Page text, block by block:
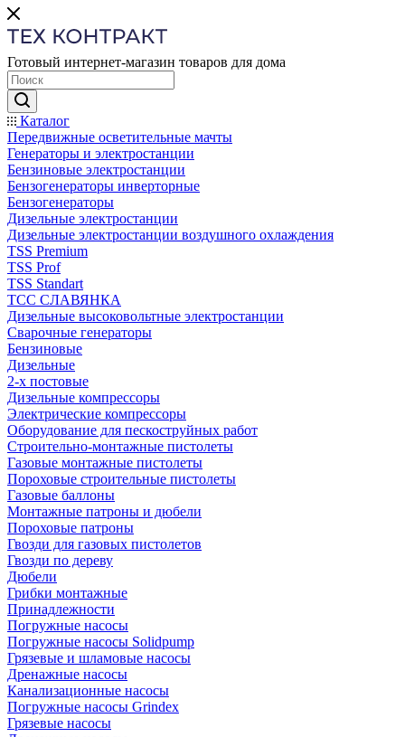
Готовый интернет-магазин товаров для дома
Каталог
Передвижные осветительные мачты
Генераторы и электростанции
Бензиновые электростанции
Бензогенераторы инверторные
Бензогенераторы
Дизельные электростанции
Дизельные электростанции воздушного охлаждения
TSS Premium
TSS Prof
TSS Standart
ТСС СЛАВЯНКА
Дизельные высоковольтные электростанции
Сварочные генераторы
Бензиновые
Дизельные
2-х постовые
Дизельные компрессоры
Электрические компрессоры
Оборудование для пескоструйных работ
Строительно-монтажные пистолеты
Газовые монтажные пистолеты
Пороховые строительные пистолеты
Газовые баллоны
Монтажные патроны и дюбели
Пороховые патроны
Гвозди для газовых пистолетов
Гвозди по дереву
Дюбели
Грибки монтажные
Принадлежности
Погружные насосы
Погружные насосы Solidpump
Грязевые и шламовые насосы
Дренажные насосы
Канализационные насосы
Погружные насосы Grindex
Грязевые насосы